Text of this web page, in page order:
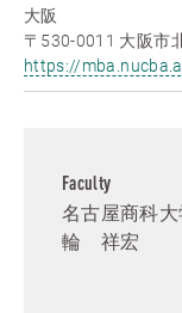
大阪
〒530-0011 大阪市
https://
Faculty
名古屋商科
輪 祥宏